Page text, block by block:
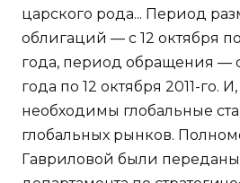
царского рода... Период
облигаций — с 12 октября
года, период обращения — с
года по 12 октября 2011-го.
необходимы глобальные
глобальных рынков.
Гавриловой были переданы